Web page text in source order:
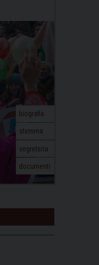
biografia
stemma
segreteria
documenti